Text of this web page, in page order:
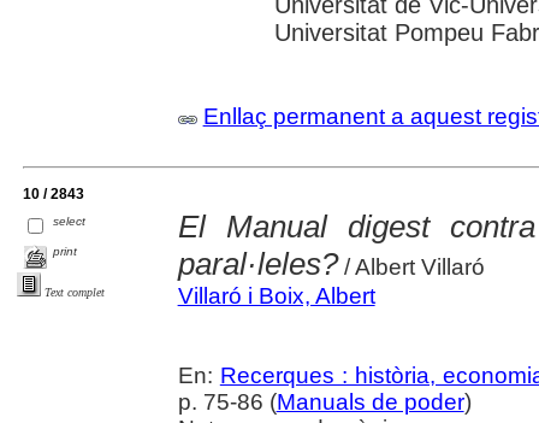
Universitat Pompeu
Enllaç permanent a aquest
10 / 2843
select
print
Text complet
El Manual digest
paral·leles?/ Albert Villaró
Villaró i Boix, Albert
En: Recerques : història,
p. 75-86 (Manuals de poder)